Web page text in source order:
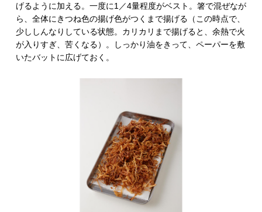
げるように加える。一度に1／4量程度がベスト。箸で混ぜなが
ら、全体にきつね色の揚げ色がつくまで揚げる（この時点で、
少ししんなりしている状態。カリカリまで揚げると、余熱で火
が入りすぎ、苦くなる）。しっかり油をきって、ペーパーを敷
いたバットに広げておく。